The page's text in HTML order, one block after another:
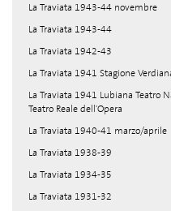
La Traviata 1943-44 novembre
La Traviata 1943-44
La Traviata 1942-43
La Traviata 1941 Stagione
La Traviata 1941 Lubiana Teatro
Teatro Reale dell'Opera
La Traviata 1940-41 marzo/aprile
La Traviata 1938-39
La Traviata 1934-35
La Traviata 1931-32